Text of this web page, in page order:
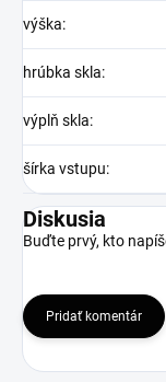
výška:
hrúbka skla:
výplň skla:
šírka vstupu:
Diskusia
Buďte prvý, kto
Pridať komentár